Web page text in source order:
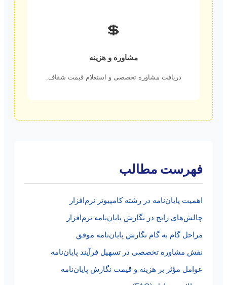
مشاوره و هزینه
دریافت مشاوره تخصصی و استعلام قیمت شفاف.
فهرست مطالب
اهمیت پایان‌نامه در رشته کامپیوتر نرم‌افزار
چالش‌های رایج در نگارش پایان‌نامه نرم‌افزار
مراحل گام به گام نگارش پایان‌نامه موفق
نقش مشاوره تخصصی در تسهیل فرآیند پایان‌نامه
عوامل مؤثر بر هزینه و قیمت نگارش پایان‌نامه